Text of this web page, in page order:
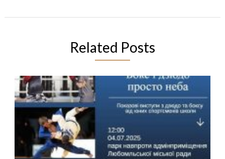
Related Posts